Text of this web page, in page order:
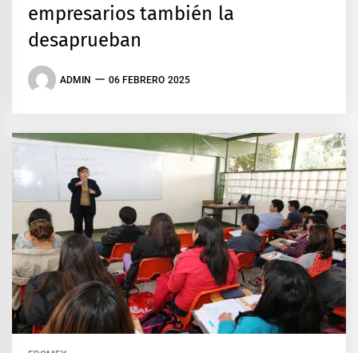
empresarios también la
desaprueban
ADMIN 06 FEBRERO 2025